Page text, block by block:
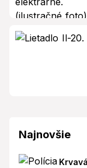
Najnovšie